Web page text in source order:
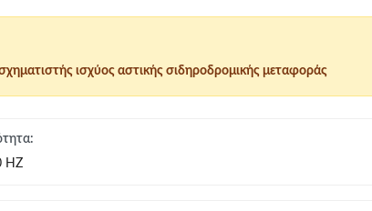
ισχύος αστικής σιδηροδρομικής μεταφοράς
HZ